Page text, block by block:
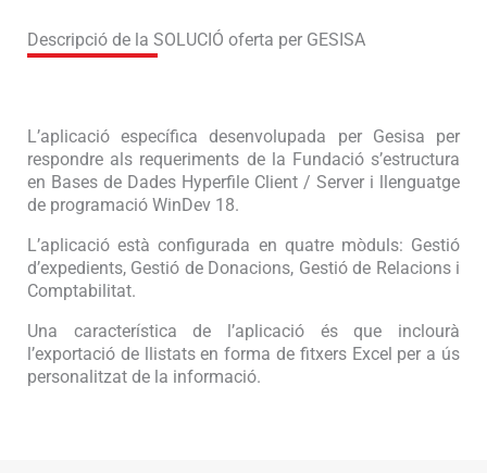
L’aplicació específica desenvolupada per Gesisa per
respondre als requeriments de la Fundació s’estructura
en Bases de Dades Hyperfile Client / Server i llenguatge
de programació WinDev 18.
L’aplicació està configurada en quatre mòduls: Gestió
d’expedients, Gestió de Donacions, Gestió de Relacions i
Comptabilitat.
Una característica de l’aplicació és que inclourà
l’exportació de llistats en forma de fitxers Excel per a ús
personalitzat de la informació.
Descripció de la SOLUCIÓ oferta per GESISA